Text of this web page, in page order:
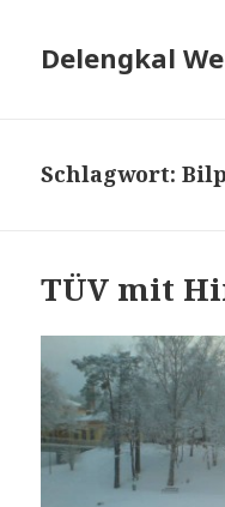
Delengkal
Schlagwort:
TÜV mit